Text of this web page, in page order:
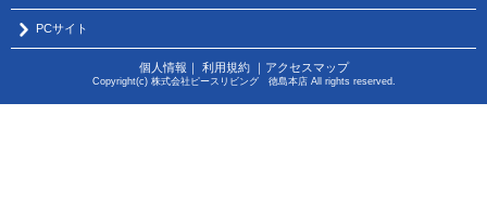
PCサイト
個人情報 ｜ 利用規約｜ アクセスマップ
Copyright(c) 株式会社ピースリビング 徳島本店 All rights reserved.